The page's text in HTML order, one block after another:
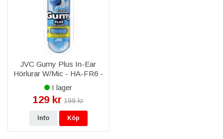
JVC Gumy Plus In-Ear
Hörlurar W/Mic - HA-FR6 -
Blå
I lager
129 kr 199 kr
Info Köp